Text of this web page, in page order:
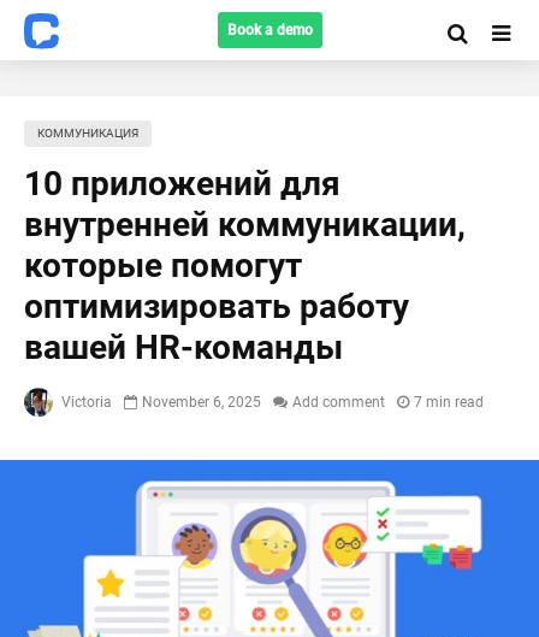
Book a demo
КОММУНИКАЦИЯ
10 приложений для
внутренней коммуникации,
которые помогут
оптимизировать работу
вашей HR-команды
Victoria November 6, 2025 Add comment 7 min read